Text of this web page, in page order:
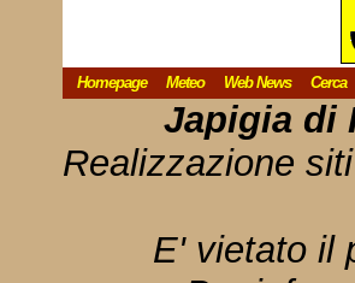
Homepage Meteo Web News Cerca
Japigia di
Realizzazione
E' vietato il